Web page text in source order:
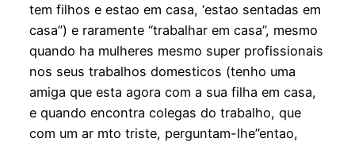
tem filhos e estao em casa, ‘estao sentadas em
casa”) e raramente “trabalhar em casa”, mesmo
quando ha mulheres mesmo super profissionais
nos seus trabalhos domesticos (tenho uma
amiga que esta agora com a sua filha em casa,
e quando encontra colegas do trabalho, que
com um ar mto triste, perguntam-lhe”entao,